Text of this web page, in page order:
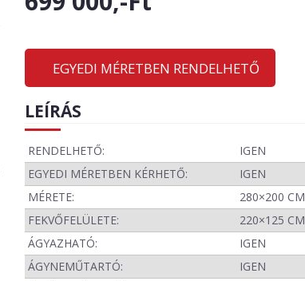
EGYEDI MÉRETBEN RENDELHETŐ
LEÍRÁS
RENDELHETŐ:
IGEN
EGYEDI MÉRETBEN KÉRHETŐ:
IGEN
MÉRETE:
280×200 CM
FEKVŐFELÜLETE:
220×125 CM
ÁGYAZHATÓ:
IGEN
ÁGYNEMŰTARTÓ:
IGEN